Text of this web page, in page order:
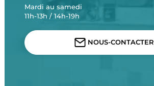
Mardi au samedi
11h-13h / 14h-19h
NOUS-CONTACTER